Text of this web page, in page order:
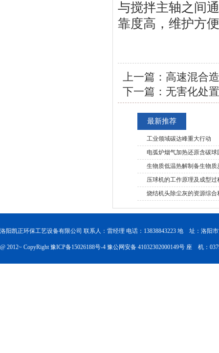
与搅拌主轴之间
靠度高，维护方
上一篇： 高速混合
下一篇： 无害化处
最新推荐
工业领域碳达峰重大行动
电弧炉烟气加热还原含碳球
生物质低温热解制备生物质
压球机的工作原理及成型过
烧结机头除尘灰的资源综合
洛阳凯正环保工艺设备有限公司 联系人：雷经理 电话：13838843223 地 址：洛阳
@ 2012~ CopyRight豫ICP备15026188号-4 豫公网安备 41032302000149号 座 机：